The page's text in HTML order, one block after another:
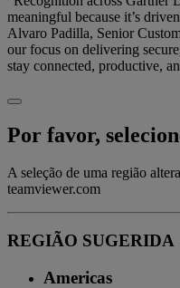
meaningful because it’s
Alvaro Padilla, Senior
our focus on delivering
stay connected, productive,
Por favor,
A seleção de uma região
teamviewer.com
REGIÃO SUGERIDA
Americas